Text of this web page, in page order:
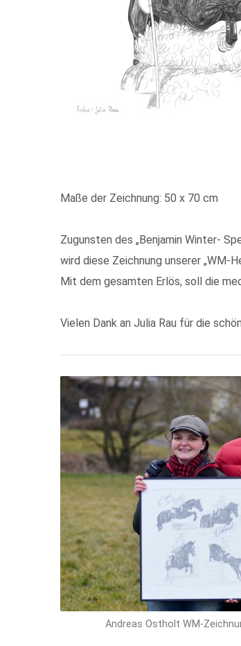
Maße der Zeichnung: 50 x 70 cm
Zugunsten des „Benjamin Winter-
wird diese Zeichnung unserer „WM-
Mit dem gesamten Erlös, soll die
Vielen Dank an Julia Rau für die
Andreas Ostholt WM-